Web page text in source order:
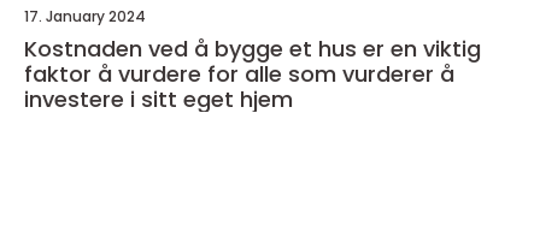
17. January 2024
Kostnaden ved å bygge et hus er en viktig
faktor å vurdere for alle som vurderer å
investere i sitt eget hjem